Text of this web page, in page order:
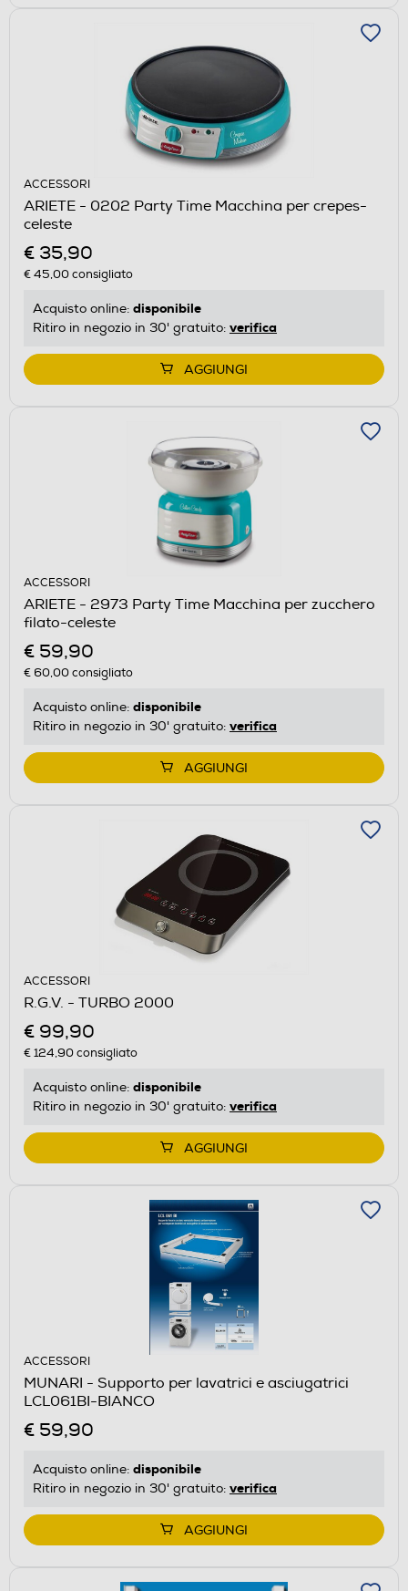
ACCESSORI
ARIETE - 0202 Party Time Macchina per crepes-
celeste
€ 35,90
€ 45,00consigliato
Acquisto online: disponibile
Ritiro in negozio in 30' gratuito: verifica
AGGIUNGI
ACCESSORI
ARIETE - 2973 Party Time Macchina per zucchero
filato-celeste
€ 59,90
€ 60,00consigliato
Acquisto online: disponibile
Ritiro in negozio in 30' gratuito: verifica
AGGIUNGI
ACCESSORI
R.G.V. - TURBO 2000
€ 99,90
€ 124,90consigliato
Acquisto online: disponibile
Ritiro in negozio in 30' gratuito: verifica
AGGIUNGI
ACCESSORI
MUNARI - Supporto per lavatrici e asciugatrici
LCL061BI-BIANCO
€ 59,90
Acquisto online: disponibile
Ritiro in negozio in 30' gratuito: verifica
AGGIUNGI